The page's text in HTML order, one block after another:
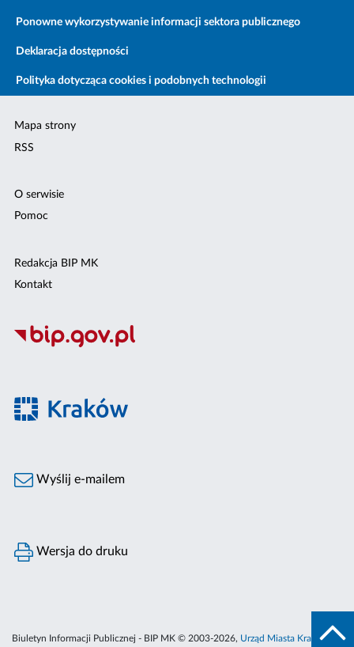
Ponowne wykorzystywanie informacji sektora publicznego
Deklaracja dostępności
Polityka dotycząca cookies i podobnych technologii
Mapa strony
RSS
O serwisie
Pomoc
Redakcja BIP MK
Kontakt
Wyślij e-mailem
Wersja do druku
Biuletyn Informacji Publicznej - BIP MK © 2003-2026, Urząd Miasta Krakowa